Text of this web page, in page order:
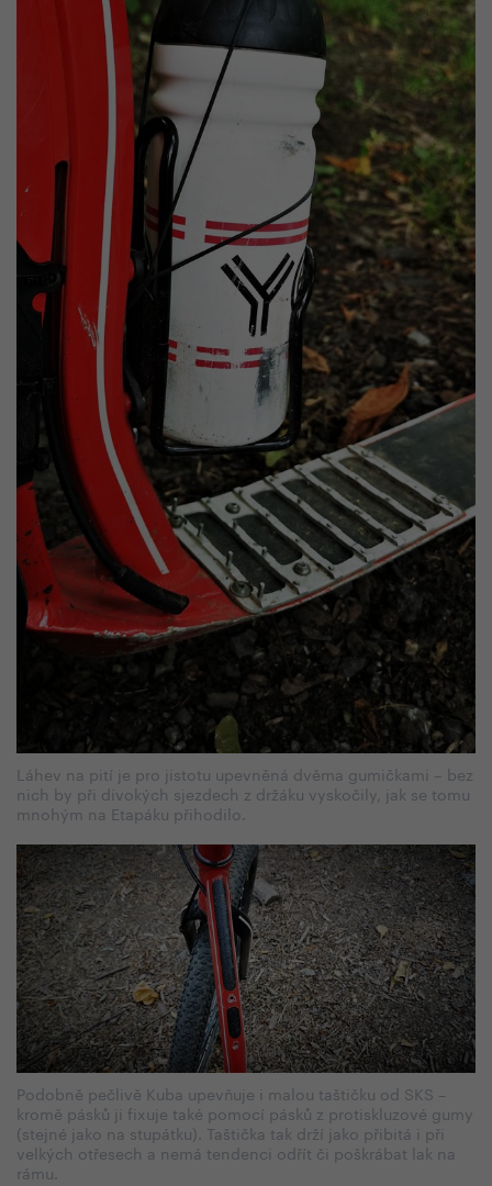
Láhev na pití je pro jistotu upevněná dvěma gumičkami – bez
nich by při divokých sjezdech z držáku vyskočily, jak se tomu
mnohým na Etapáku přihodilo.
Podobně pečlivě Kuba upevňuje i malou taštičku od SKS –
kromě pásků ji fixuje také pomocí pásků z protiskluzové gumy
(stejné jako na stupátku). Taštička tak drží jako přibitá i při
velkých otřesech a nemá tendenci odřít či poškrábat lak na
rámu.